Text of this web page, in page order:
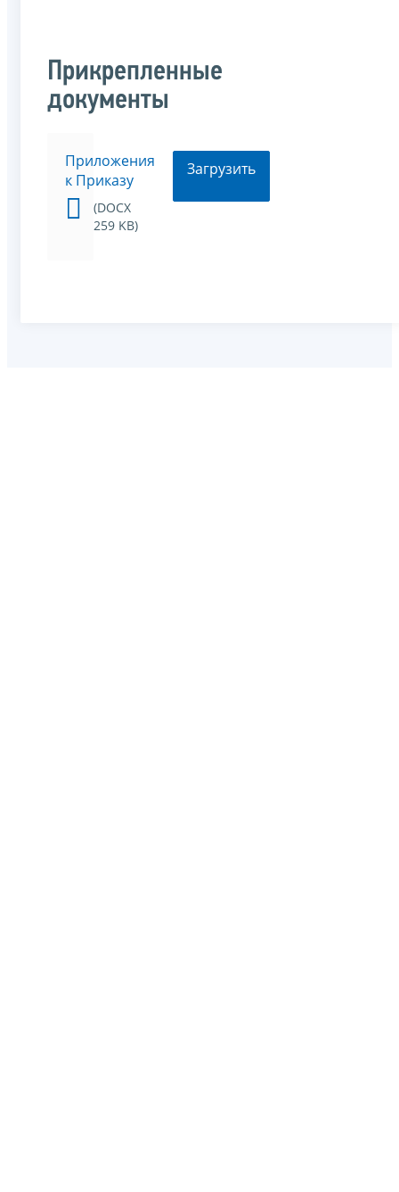
Прикрепленные
документы
Приложения
к Приказу
(DOCX
259 KB)
Загрузить